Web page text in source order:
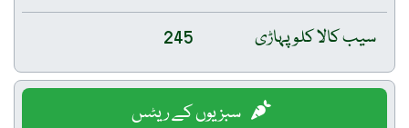
سیب کالا کلو پہاڑی
245
سبزیوں کے ریٹس